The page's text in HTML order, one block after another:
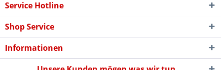
Service Hotline
Shop Service
Informationen